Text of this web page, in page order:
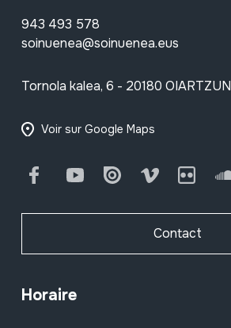
943 493 578
soinuenea@soinuenea.eus
Tornola kalea, 6 - 20180 OIARTZUN
Voir sur Google Maps
FacebookYoutube Issuu Vimeo Flickr
Contact
Horaire